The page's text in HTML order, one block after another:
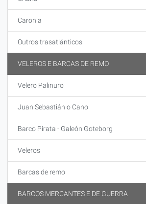
Caronia
Outros trasatlánticos
VELEROS E BARCAS DE REMO
Velero Palinuro
Juan Sebastián o Cano
Barco Pirata - Galeón Goteborg
Veleros
Barcas de remo
BARCOS MERCANTES E DE GUERRA